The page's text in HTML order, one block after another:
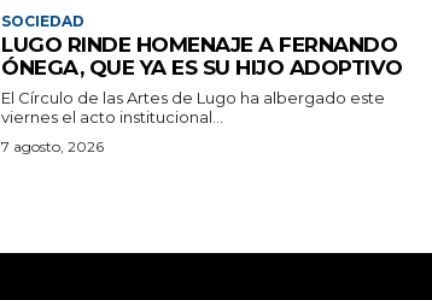
SOCIEDAD
LUGO RINDE HOMENAJE A FERNANDO
ÓNEGA, QUE YA ES SU HIJO ADOPTIVO
El Círculo de las Artes de Lugo ha albergado este
viernes el acto institucional...
7 agosto, 2026